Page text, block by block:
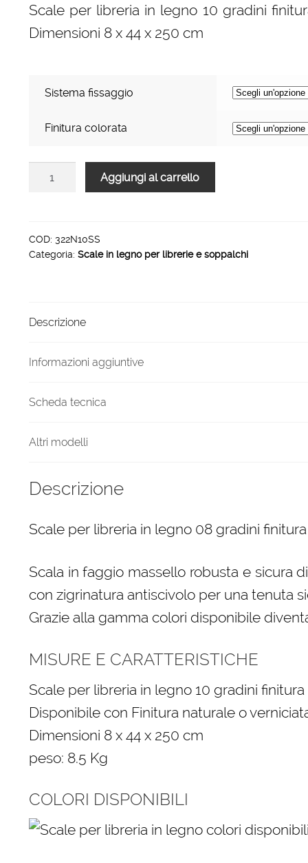
prezzo:
da
Scale per libreria in legno 10 gradini
Dimensioni 8 x 44 x 250 cm
Sistema fissaggio
Finitura colorata
legno
10
a
quantità
Aggiungi al carrello
COD: 322N10SS
Categoria: Scale in legno per librerie e soppalchi
Descrizione
Informazioni aggiuntive
Scheda tecnica
Altri modelli
Descrizione
Scale per libreria in legno 08 gradini
Scala in faggio massello robusta e sicura
con zigrinatura antiscivolo per una tenuta
Grazie alla gamma colori disponibile
MISURE E CARATTERISTICHE
Scale per libreria in legno 10 gradini
Disponibile con Finitura naturale o
Dimensioni 8 x 44 x 250 cm
peso: 8.5 Kg
COLORI DISPONIBILI